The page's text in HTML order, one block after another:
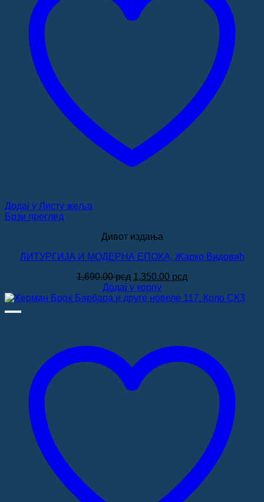
Додај у Листу жеља
Брзи преглед
Дивот издања
ЛИТУРГИЈА И МОДЕРНА ЕПОХА, Жарко Видовић
1,690.00рсд Оригинална
цена
је
1,350.00 рсд
је:
Додај у корпу